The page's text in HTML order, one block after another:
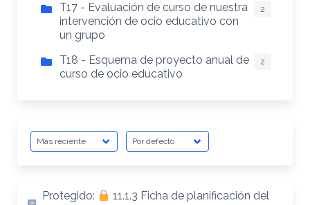
T17 - Evaluación de curso de nuestra
intervención de ocio educativo con
un grupo
2
T18 - Esquema de proyecto anual de
curso de ocio educativo
2
Protegido:
11.1.3 Ficha de planificación del